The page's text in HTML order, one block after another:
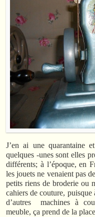
J’en ai une quarantaine
quelques -unes sont elles
différents; à l’époque, en
les jouets ne venaient pas
petits riens de broderie ou
cahiers de couture,
d’autres machines à
meuble, ça prend de la